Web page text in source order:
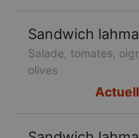
Sandwich
Salade, tomates,
olives